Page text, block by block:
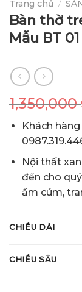
Trang chủ /
Bàn thờ
Mẫu BT 01
1,350,000
Khách
Nội thất
đến cho
ấm cúm,
CHIỀU DÀI
CHIỀU SÂU